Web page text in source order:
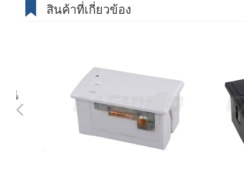
สินค้าที่เกี่ยวข้อง